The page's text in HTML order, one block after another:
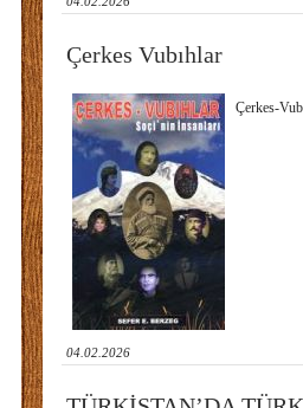
Çerkes Vubıhlar
Çerkes-
04.02.2026